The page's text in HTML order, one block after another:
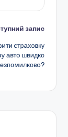
запис
страховку
авто швидко